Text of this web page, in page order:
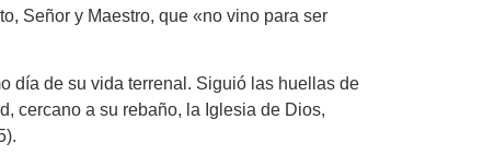
Señor y Maestro, que «no vino para ser
día de su vida terrenal. Siguió las huellas de
cercano a su rebaño, la Iglesia de Dios,